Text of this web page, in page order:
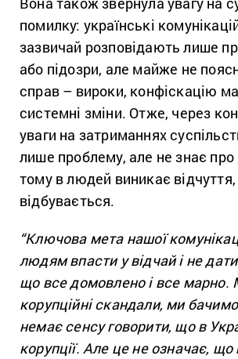
помилку: українські
зазвичай розповідають лише
або підозри, але майже не
справ – вироки, конфіскацію
системні зміни. Отже, через
уваги на затриманнях
лише проблему, але не знає про
тому в людей виникає відчуття,
відбувається.
“Ключова мета нашої
людям впасти у відчай і не
що все домовлено і все марно.
корупційні скандали, ми
немає сенсу говорити, що в
корупції. Але це не означає, що